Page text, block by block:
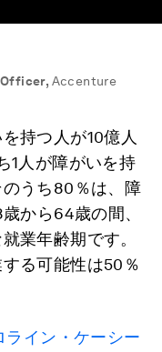
Officer, Accenture
持つ人が10億人
1人が障がいを持
うち80％は、障
から64歳の間、
業年齢期です。
る可能性は50％
ライン・ケーシー